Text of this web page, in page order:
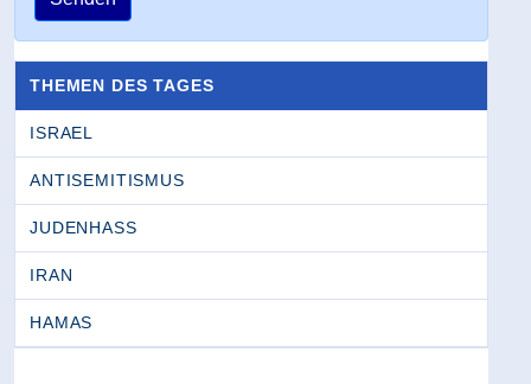
THEMEN DES TAGES
ISRAEL
ANTISEMITISMUS
JUDENHASS
IRAN
HAMAS